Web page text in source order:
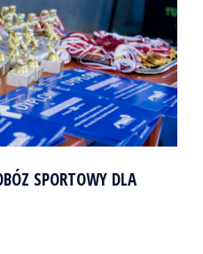
SPORTOWY DLA